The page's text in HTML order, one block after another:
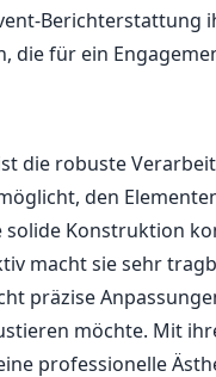
die sowohl
gefunden hat.
zeigt sie
Berichterstattung
die für ein